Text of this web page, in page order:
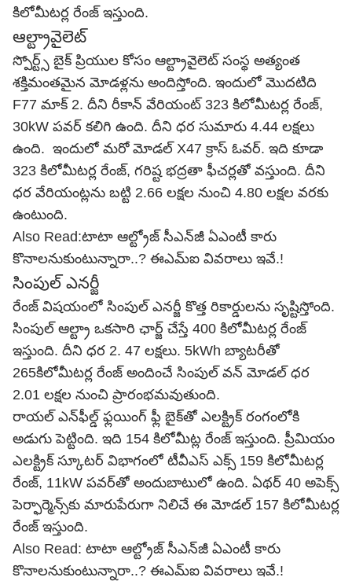
కిలోమీటర్ల రేంజ్ ఇస్తుంది.
ఆల్ట్రావైలెట్‌
స్పోర్ట్స్ బైక్ ప్రియుల కోసం ఆల్ట్రావైలెట్ సంస్థ అత్యంత
శక్తిమంతమైన మోడళ్లను అందిస్తోంది. ఇందులో మొదటిది
F77 మాక్ 2. దీని రీకాన్ వేరియంట్‌ 323 కిలోమీటర్ల రేంజ్‌,
30kW పవర్ కలిగి ఉంది. దీని ధర సుమారు 4.44 లక్షలు
ఉంది. ఇందులో మరో మోడల్ X47 క్రాస్ ఓవర్. ఇది కూడా
323 కిలోమీటర్ల రేంజ్, గరిష్ట భద్రతా ఫీచర్లతో వస్తుంది. దీని
ధర వేరియంట్లను బట్టి 2.66 లక్షల నుంచి 4.80 లక్షల వరకు
ఉంటుంది.
Also Read:టాటా ఆల్ట్రోజ్ సీఎన్‌జీ ఏఎంటీ కారు
కొనాల‌నుకుంటున్నారా..? ఈఎమ్ఐ వివరాలు ఇవే.!
సింపుల్ ఎనర్జీ
రేంజ్ విషయంలో సింపుల్‌ ఎనర్జీ కొత్త రికార్డులను సృష్టిస్తోంది.
సింపుల్‌ ఆల్ట్రా ఒకసారి ఛార్జ్ చేస్తే 400 కిలోమీటర్ల రేంజ్
ఇస్తుంది. దీని ధర 2. 47 లక్షలు. 5kWh బ్యాటరీతో
265కిలోమీటర్ల రేంజ్‌ అందించే సింపుల్ వన్ మోడల్ ధర
2.01 లక్షల నుంచి ప్రారంభమవుతుంది.
రాయల్ ఎన్‌ఫీల్డ్‌ ఫ్లయింగ్‌ ఫ్లీ బైక్‌తో ఎలక్ట్రిక్ రంగంలోకి
అడుగు పెట్టింది. ఇది 154 కిలోమీట్ల రేంజ్ ఇస్తుంది. ప్రీమియం
ఎలక్ట్రిక్ స్కూటర్ విభాగంలో టీవీఎస్ ఎక్స్ 159 కిలోమీటర్ల
రేంజ్, 11kW పవర్‌తో అందుబాటులో ఉంది. ఏథర్ 40 అపెక్స్‌
పెర్ఫార్మెన్స్‌కు మారుపేరుగా నిలిచే ఈ మోడల్‌ 157 కిలోమీటర్ల
రేంజ్ ఇస్తుంది.
Also Read: టాటా ఆల్ట్రోజ్ సీఎన్‌జీ ఏఎంటీ కారు
కొనాల‌నుకుంటున్నారా..? ఈఎమ్ఐ వివరాలు ఇవే.!